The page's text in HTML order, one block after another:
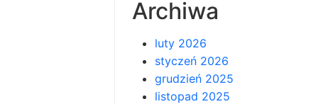
Archiwa
luty 2026
styczeń 2026
grudzień 2025
listopad 2025